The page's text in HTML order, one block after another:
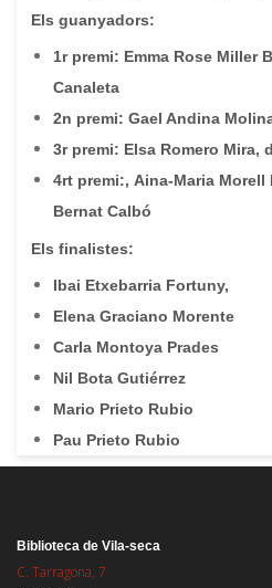
Els guanyadors:
1r premi: Emma Rose Miller
Canaleta
2n premi: Gael Andina
3r premi: Elsa Romero Mira,
4rt premi:, Aina-Maria
Bernat Calbó
Els finalistes:
Ibai Etxebarria Fortuny,
Elena Graciano Morente
Carla Montoya Prades
Nil Bota Gutiérrez
Mario Prieto Rubio
Pau Prieto Rubio
Biblioteca de Vila-seca
C. Tarragona, 7